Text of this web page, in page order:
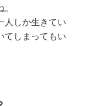
人しか生きてい
てしまってもい